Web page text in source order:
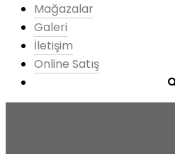
Mağazalar
Galeri
İletişim
Online Satış